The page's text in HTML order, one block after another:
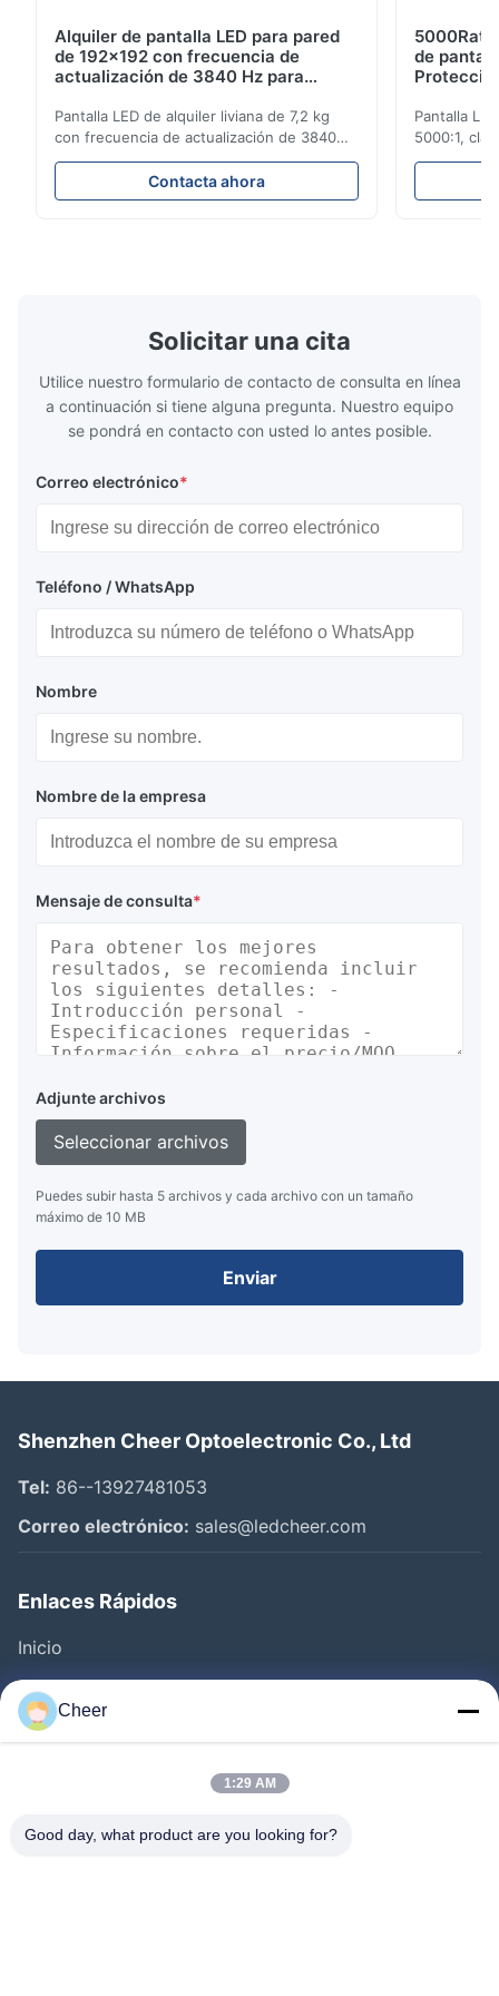
Alquiler de pantalla LED para pared
de 192x192 con frecuencia de
actualización de 3840 Hz para
Pantalla LED de alquiler liviana de 7,2 kg
con frecuencia de actualización de 3840
Hz, brillo de 700 cd/m² y resolución de 192
x 192. Ideal para eventos en vivo con fácil
instalación y compatibilidad de voltaje
Contacta ahora
de
Pantalla
5000:1,
Solicitar una cita
Utilice nuestro formulario de contacto de consulta en línea
a continuación si tiene alguna pregunta. Nuestro equipo
se pondrá en contacto con usted lo antes posible.
Correo electrónico*
Teléfono / WhatsApp
Nombre
Nombre de la empresa
Mensaje de consulta*
Adjunte archivos
Seleccionar archivos
Puedes subir hasta 5 archivos y cada archivo con un tamaño
máximo de 10 MB
Enviar
Shenzhen Cheer Optoelectronic Co., Ltd
Tel: 86--13927481053
Correo electrónico: sales@ledcheer.com
Enlaces Rápidos
Inicio
Productos
Sobre Nosotros
Contacto
Cheer
1:29 AM
Good day, what product are you looking for?